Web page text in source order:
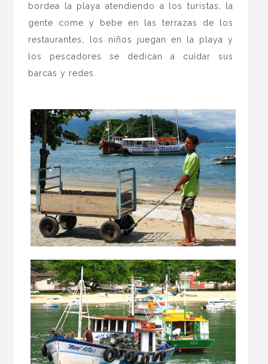
bordea la playa atendiendo a los turistas, la
gente come y bebe en las terrazas de los
restaurantes, los niños juegan en la playa y
los pescadores se dedican a cuidar sus
barcas y redes.